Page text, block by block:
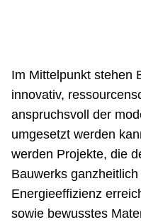
Im Mittelpunkt stehen
innovativ,
anspruchsvoll der
umgesetzt werden
werden Projekte, die
Bauwerks
Energieeffizienz
sowie bewusstes